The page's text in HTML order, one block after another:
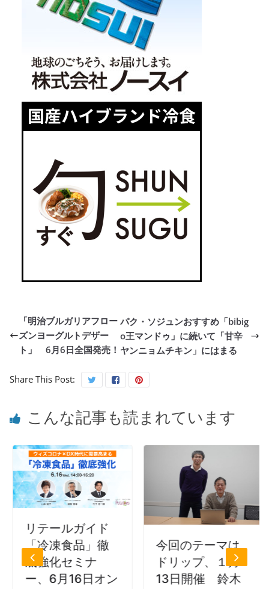
「明治ブルガリアフロー
ズンヨーグルトデザー
ト」 6月6日全国発売！
パク・ソジュンおすすめ「bibig
o王マンドゥ」に続いて「甘辛
ヤンニョムチキン」にはまる
Share This Post:
こんな記事も読まれています
リテールガイド
「冷凍食品」徹
底強化セミナ
ー、6月16日オン
今回のテーマは
ドリップ、１月
13日開催 鈴木